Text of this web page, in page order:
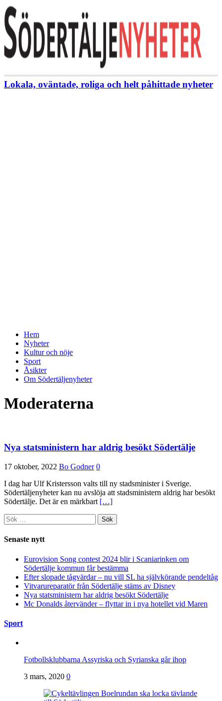
Lokala, oväntade, roliga och helt påhittade nyheter
Hem
Nyheter
Kultur och nöje
Sport
Åsikter
Om Södertäljenyheter
Moderaterna
Nya statsministern har aldrig besökt Södertälje
17 oktober, 2022 Bo Godner 0
I dag har Ulf Kristersson valts till ny stadsminister i Sverige.
Södertäljenyheter kan nu avslöja att stadsministern aldrig har besökt
Södertälje. Det är en märkbart […]
Sök
efter:
Senaste nytt
Eurovision Song contest 2024 blir i Scaniarinken om
Södertälje kommun får bestämma
Efter slopade tågvärdar – nu vill SL ha självkörande pendeltåg
Vitvarureparatör från Södertälje stäms av Disney
Nya statsministern har aldrig besökt Södertälje
Mc Donalds återvänder – flyttar in i nya hotellet vid Maren
Sport
Fotbollsklubbarna Assyriska och Syrianska går ihop
3 mars, 2020 0